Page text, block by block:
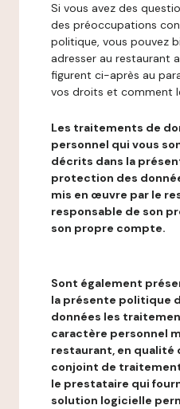
Si vous avez des
des préoccupations
politique, vous pouvez
adresser au restaurant
figurent ci-après au
vos droits et comment
Les traitements de
personnel qui vous
décrits dans la
protection des
mis en œuvre par le
responsable de son
son propre compte.
Sont également
la présente politique
données les
caractère personnel
restaurant, en qualité
conjoint de
le prestataire qui
solution logicielle